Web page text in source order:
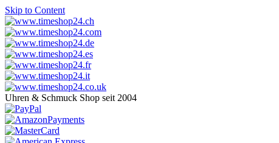
Skip to Content
Uhren & Schmuck Shop seit 2004